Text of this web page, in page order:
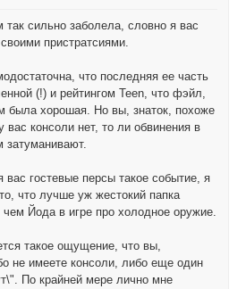
так сильно заболела, словно я вас
пристратсиями.
что последняя ее часть
(!) и рейтингом Teen, что фэйл,
была хорошая. Но вы, знаток, похоже
вас консоли нет, то ли обвинения в
затуманивают.
гостевые персы такое событие, я
что лучше уж жестокий папка
чем Йода в игре про холодное оружие.
такое ощущение, что вы,
не имеете консоли, либо еще один
По крайней мере лично мне